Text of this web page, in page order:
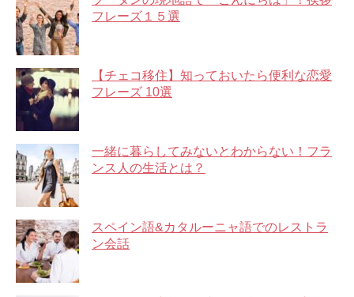
フレーズ１５選
【チェコ移住】知っておいたら便利な恋愛
フレーズ 10選
一緒に暮らしてみないとわからない！フラ
ンス人の生活とは？
スペイン語&カタルーニャ語でのレストラ
ン会話